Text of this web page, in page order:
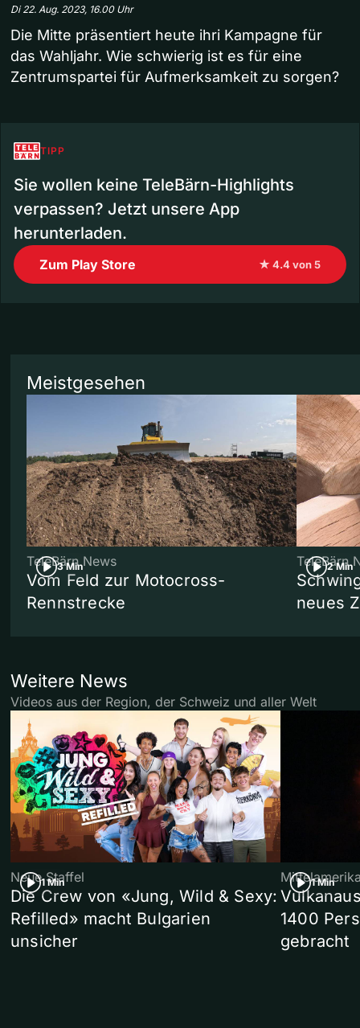
Di 22. Aug. 2023, 16.00 Uhr
Die Mitte präsentiert heute ihri Kampagne für
das Wahljahr. Wie schwierig ist es für eine
Zentrumspartei für Aufmerksamkeit zu sorgen?
TIPP
Sie wollen keine TeleBärn-Highlights
verpassen? Jetzt unsere App
herunterladen.
Zum Play Store ★ 4.4 von 5
Meistgesehen
3 Min
TeleBärn News
Vom Feld zur Motocross-
Rennstrecke
2 Min
TeleBärn
neues
Weitere News
Videos aus der Region, der Schweiz und aller Welt
1 Min
Neue Staffel
Die Crew von «Jung, Wild & Sexy:
Refilled» macht Bulgarien
unsicher
1 Min
1400
gebracht